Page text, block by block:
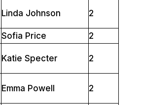
Linda Johnson 2
Sofia Price
2
Katie Specter 2
Emma Powell 2